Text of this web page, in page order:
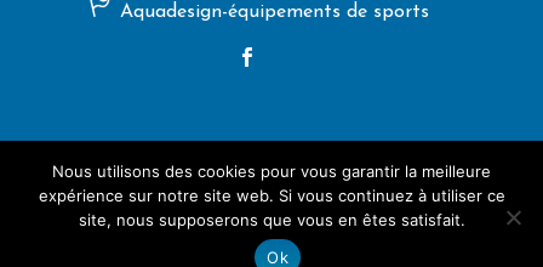
Aquadesign-équipements de sports
2025 (C) CK Villers-le-Lac, tous droits réservés.
Artemisia Conseil
Nous utilisons des cookies pour vous garantir la meilleure
expérience sur notre site web. Si vous continuez à utiliser ce
site, nous supposerons que vous en êtes satisfait.
Ok